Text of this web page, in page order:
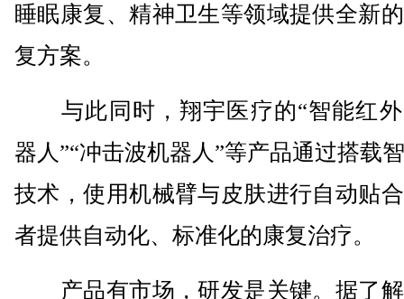
睡眠康复、精神卫生等领域提供全新
复方案。
与此同时，翔宇医疗的“智能红外
器人”“冲击波机器人”等产品通过搭载
技术，使用机械臂与皮肤进行自动贴
者提供自动化、标准化的康复治疗。
产品有市场，研发是关键。据了